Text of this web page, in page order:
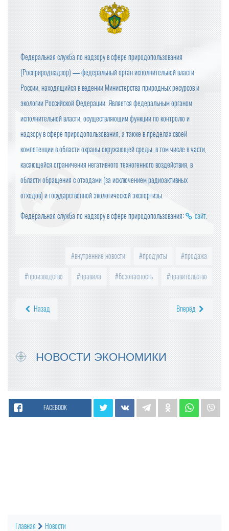
Федеральная служба по надзору в сфере природопользования
(Росприроднадзор) — федеральный орган исполнительной власти
России, находящийся в ведении Министерства природных ресурсов и
экологии Российской Федерации. Является федеральным органом
исполнительной власти, осуществляющим функции по контролю и
надзору в сфере природопользования, а также в пределах своей
компетенции в области охраны окружающей среды, в том числе в части,
касающейся ограничения негативного техногенного воздействия, в
области обращения с отходами (за исключением радиоактивных
отходов) и государственной экологической экспертизы.
Федеральная служба по надзору в сфере природопользования: сайт.
внутренние новости продукты продажа
производство правила безопасность правительство
Назад Вперёд
НОВОСТИ ЭКОНОМИКИ
FACEBOOK
Главная Новости